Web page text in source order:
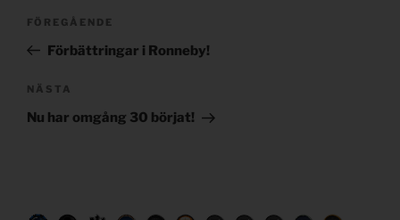
Post
Föregående
inlägg
FÖREGÅENDE
Förbättringar i Ronneby!
Nästa
inlägg
NÄSTA
Nu har omgång 30 börjat!